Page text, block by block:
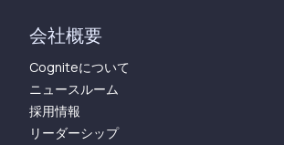
会社概要
Cogniteについて
ニュースルーム
採用情報
リーダーシップ